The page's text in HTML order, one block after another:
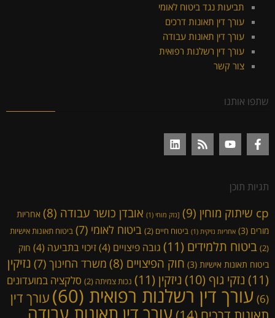
תביעות נגד ביטוח לאומי
עורך דין תאונות דרכים
עורך דין תאונות עבודה
עורך דין רשלנות רפואית
צור קשר
שתפו אותנו
תגיות תוכן
cp שיתוק מוחין (9) [נזק מוחי (1) אובדן כושר עבודה (8)
אחריות
מורים (3) אחריות נזיקית (1) ביטוח חיים (2) ביטוח לאומי (7)
ביטוח תאונות אישיות
(2)
ביטוח תלמידים (11) גובה פיצויים (4) זיכוי בתביעה (4)
חוק
ביטוח תאונות אישיות (3) חוק הפיצויים (8) משרד החינוך (7)
נזיקין
(11)
נזקי גוף (10) ניזקין (11) נכות צמיתה (2)
סלקציה במועדונים
(6)
עורך דין רשלנות רפואית (60)
עורך דין